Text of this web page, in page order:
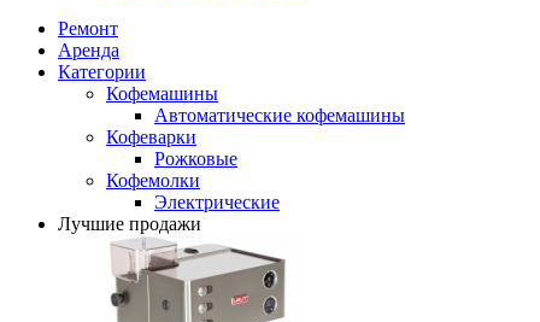
Ремонт
Аренда
Категории
Кофемашины
Автоматические кофемашины
Кофеварки
Рожковые
Кофемолки
Электрические
Лучшие продажи